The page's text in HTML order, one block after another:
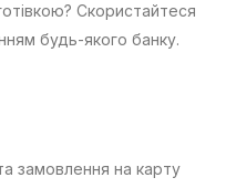
Скористайтеся
будь-якого банку.
замовлення на карту